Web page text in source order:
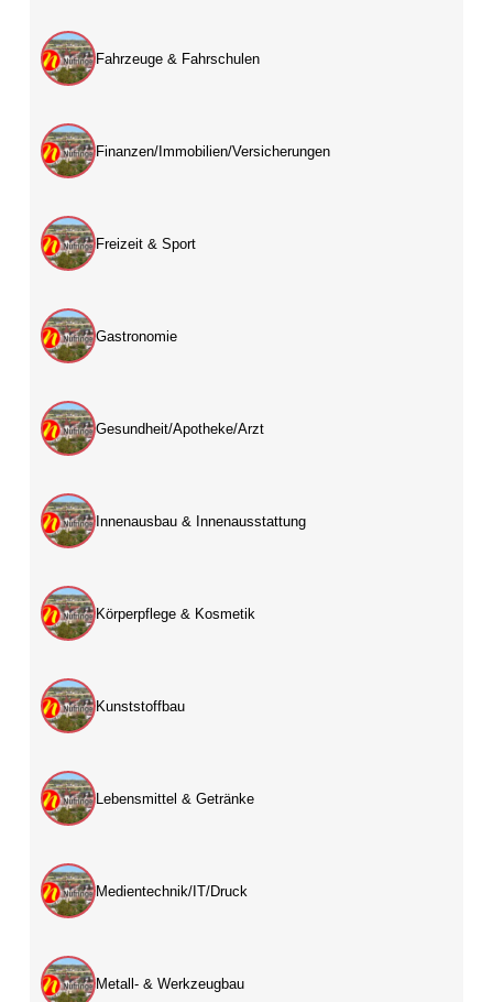
Fahrzeuge & Fahrschulen
Finanzen/Immobilien/Versicherungen
Freizeit & Sport
Gastronomie
Gesundheit/Apotheke/Arzt
Innenausbau & Innenausstattung
Körperpflege & Kosmetik
Kunststoffbau
Lebensmittel & Getränke
Medientechnik/IT/Druck
Metall- & Werkzeugbau